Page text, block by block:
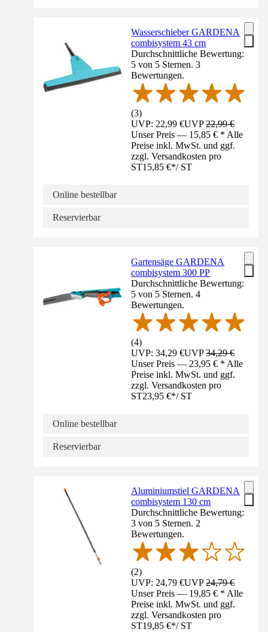
Wasserschieber GARDENA
combisystem 43 cm
Durchschnittliche Bewertung:
5 von 5 Sternen. 3
Bewertungen.
(3)
UVP: 22,99 €UVP22,99 €
Unser Preis — 15,85 € * Alle
Preise inkl. MwSt. und ggf.
zzgl. Versandkosten pro
ST15,85 €*/ ST
Online bestellbar
Reservierbar
Gartensäge GARDENA
combisystem 300 PP
Durchschnittliche Bewertung:
5 von 5 Sternen. 4
Bewertungen.
(4)
UVP: 34,29 €UVP34,29 €
Unser Preis — 23,95 € * Alle
Preise inkl. MwSt. und ggf.
zzgl. Versandkosten pro
ST23,95 €*/ ST
Online bestellbar
Reservierbar
Aluminiumstiel GARDENA
combisystem 130 cm
Durchschnittliche Bewertung:
3 von 5 Sternen. 2
Bewertungen.
(2)
UVP: 24,79 €UVP24,79 €
Unser Preis — 19,85 € * Alle
Preise inkl. MwSt. und ggf.
zzgl. Versandkosten pro
ST19,85 €*/ ST